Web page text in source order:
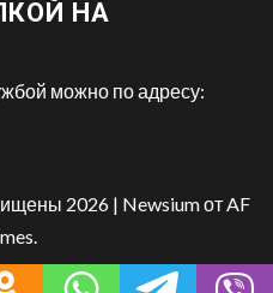
НА
можно по адресу:
2026 | Newsiumот AF